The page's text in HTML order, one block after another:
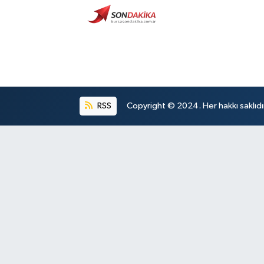
RSS Copyright © 2024. Her hakkı